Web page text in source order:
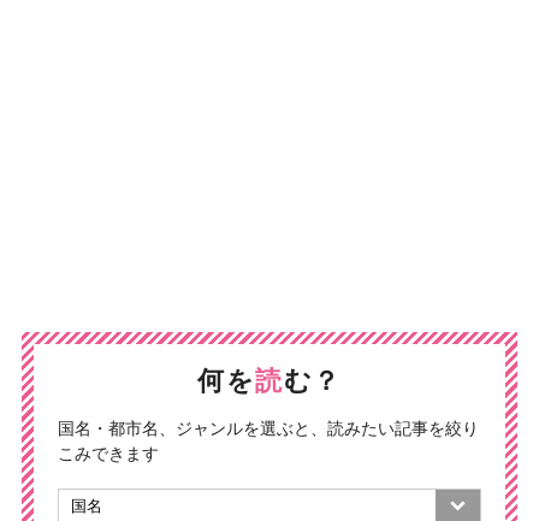
何を読む？
国名・都市名、ジャンルを選ぶと、読みたい記事を絞り
こみできます